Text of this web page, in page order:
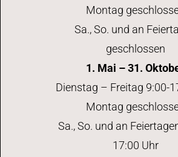
Montag
Sa., So. und an
geschlossen
1. Mai – 31.
Dienstag – Freitag 9:00-
Montag
Sa., So. und an
17:00 Uhr